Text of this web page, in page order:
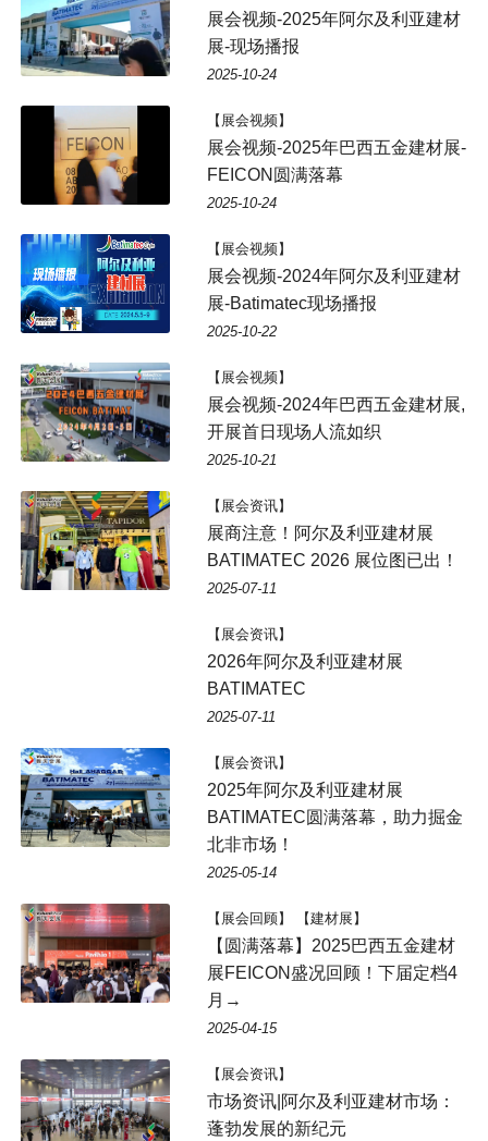
展会视频-2025年阿尔及利亚建材
展-现场播报
2025-10-24
【展会视频】
展会视频-2025年巴西五金建材展-
FEICON圆满落幕
2025-10-24
【展会视频】
展会视频-2024年阿尔及利亚建材
展-Batimatec现场播报
2025-10-22
【展会视频】
展会视频-2024年巴西五金建材展,
开展首日现场人流如织
2025-10-21
【展会资讯】
展商注意！阿尔及利亚建材展
BATIMATEC 2026 展位图已出！
2025-07-11
【展会资讯】
2026年阿尔及利亚建材展
BATIMATEC
2025-07-11
【展会资讯】
2025年阿尔及利亚建材展
BATIMATEC圆满落幕，助力掘金
北非市场！
2025-05-14
【展会回顾】 【建材展】
【圆满落幕】2025巴西五金建材
展FEICON盛况回顾！下届定档4
月→
2025-04-15
【展会资讯】
市场资讯|阿尔及利亚建材市场：
蓬勃发展的新纪元